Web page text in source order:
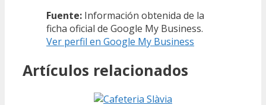
Fuente: Información obtenida de la
ficha oficial de Google My Business.
Ver perfil en Google My Business
Artículos relacionados